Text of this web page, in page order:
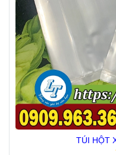
TÚI HỘT